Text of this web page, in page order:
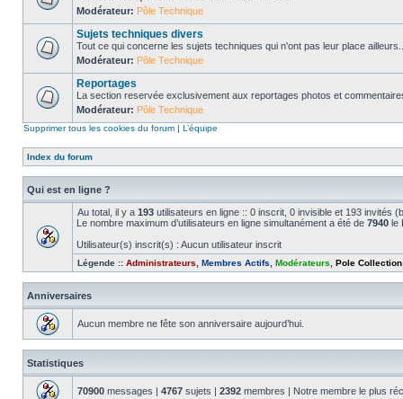
Modérateur: Pôle Technique
Sujets techniques divers
Tout ce qui concerne les sujets techniques qui n'ont pas leur place
Modérateur: Pôle Technique
Reportages
La section reservée exclusivement aux reportages photos et
Modérateur: Pôle Technique
Supprimer tous les cookies du forum | L’équipe
Index du forum
Qui est en ligne ?
Au total, il y a 193 utilisateurs en ligne :: 0 inscrit, 0 invisible et 193 invités
Le nombre maximum d’utilisateurs en ligne simultanément a été de 7940 le
Utilisateur(s) inscrit(s) : Aucun utilisateur inscrit
Légende :: Administrateurs Membres Actifs Modérateurs Pole Collection
Anniversaires
Aucun membre ne fête son anniversaire aujourd’hui.
Statistiques
70900 messages | 4767 sujets | 2392 membres | Notre membre le plus